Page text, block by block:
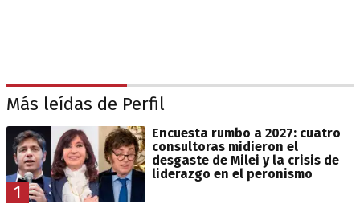
Más leídas de Perfil
1
Encuesta rumbo a 2027: cuatro
consultoras midieron el
desgaste de Milei y la crisis de
liderazgo en el peronismo